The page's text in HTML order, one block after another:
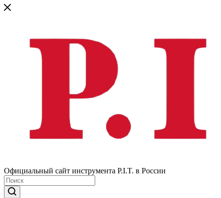
Официальный сайт инструмента P.I.T. в России